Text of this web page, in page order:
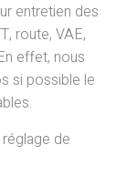
entretien des
route, VAE,
effet, nous
si possible le
de